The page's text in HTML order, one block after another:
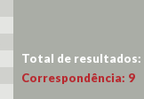
Total de resultados:
Correspondência: 9